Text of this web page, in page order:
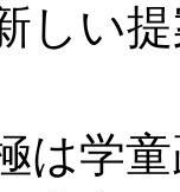
しい
学童